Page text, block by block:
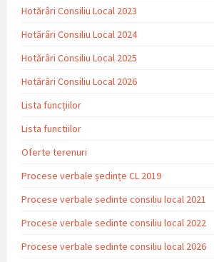
Hotărâri Consiliu Local 2023
Hotărâri Consiliu Local 2024
Hotărâri Consiliu Local 2025
Hotărâri Consiliu Local 2026
Lista funcțiilor
Lista functiilor
Oferte terenuri
Procese verbale ședințe CL 2019
Procese verbale sedinte consiliu local 2021
Procese verbale sedinte consiliu local 2022
Procese verbale sedinte consiliu local 2026